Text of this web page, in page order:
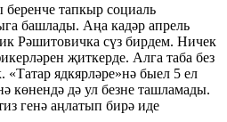
беренче тапкыр социаль
башлады. Аңа кадәр апрель
Рәшитовичка сүз бирдем. Ничек
җиткерде. Алга таба без
ядкярләре»нә быел 5 ел
көнендә дә ул безне ташламады.
генә аңлатып бирә иде